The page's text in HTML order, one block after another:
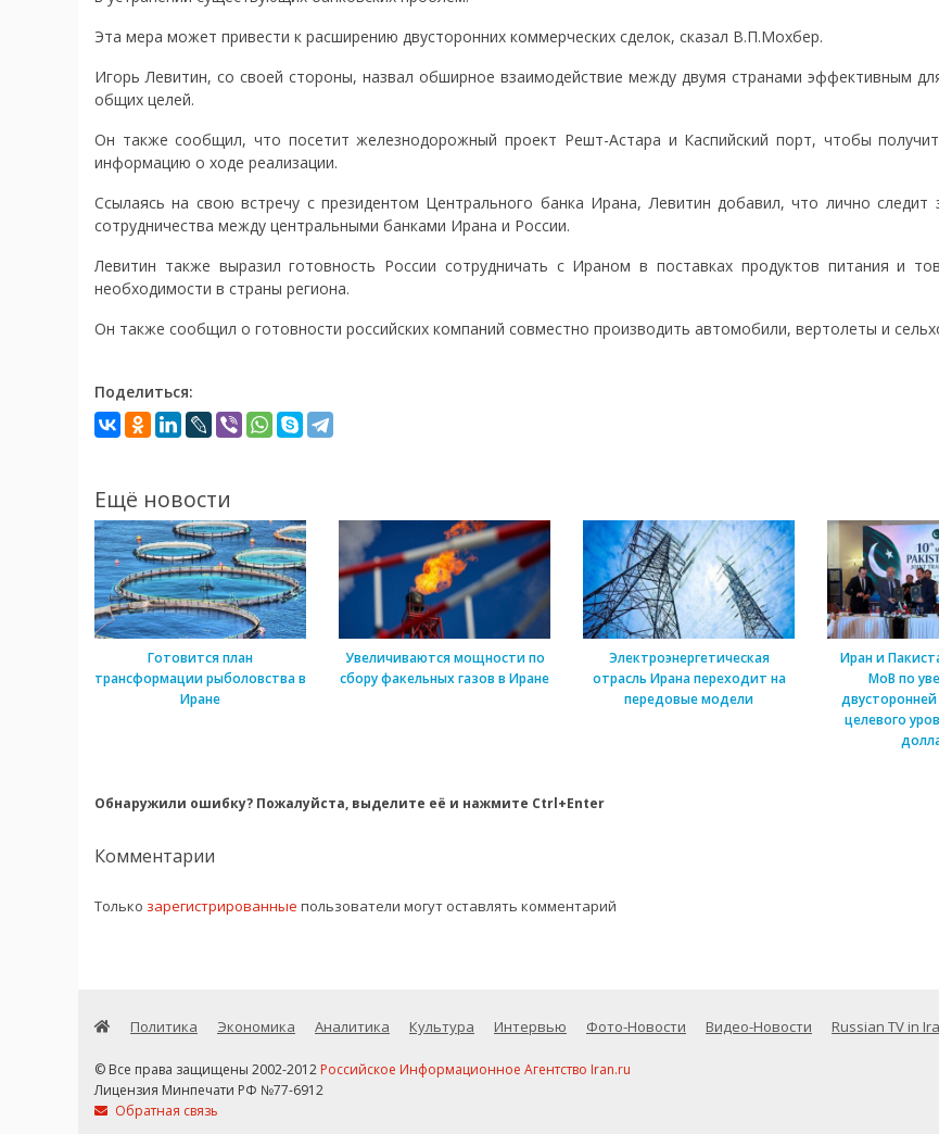
Эта мера может привести к расширению двусторонних коммерческих сделок, сказал В.П.Мохбер.
Игорь Левитин, со своей стороны, назвал обширное взаимодействие между двумя странами эффективным
общих целей.
Он также сообщил, что посетит железнодорожный проект Решт-Астара и Каспийский порт, чтобы
информацию о ходе реализации.
Ссылаясь на свою встречу с президентом Центрального банка Ирана, Левитин добавил, что лично следит
сотрудничества между центральными банками Ирана и России.
Левитин также выразил готовность России сотрудничать с Ираном в поставках продуктов питания и
необходимости в страны региона.
Он также сообщил о готовности российских компаний совместно производить автомобили, вертолеты и
Поделиться:
Ещё новости
Готовится план
трансформации рыболовства в
Иране
Увеличиваются мощности по
сбору факельных газов в Иране
Электроэнергетическая
отрасль Ирана переходит на
передовые модели
Иран и
МоВ по
целевого
Обнаружили ошибку? Пожалуйста, выделите её и нажмите Ctrl+Enter
Комментарии
Только зарегистрированные пользователи могут оставлять комментарий
Политика Экономика Аналитика Культура Интервью Фото-Новости Видео-Новости Russian TV in
© Все права защищены 2002-2012 Российское Информационное Агентство Iran.ru
Лицензия Минпечати РФ №77-6912
Обратная связь